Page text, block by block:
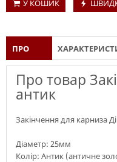
У КОШИК
ПРО
Про товар
антик
Закінчення для карниза
Діаметр: 25мм
Колір: Антик (античне